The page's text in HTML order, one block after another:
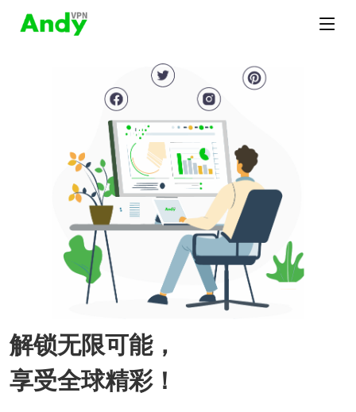
解锁无限可能，
享受全球精彩！